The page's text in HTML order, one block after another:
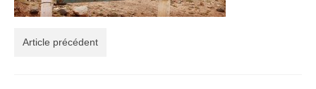
Article précédent